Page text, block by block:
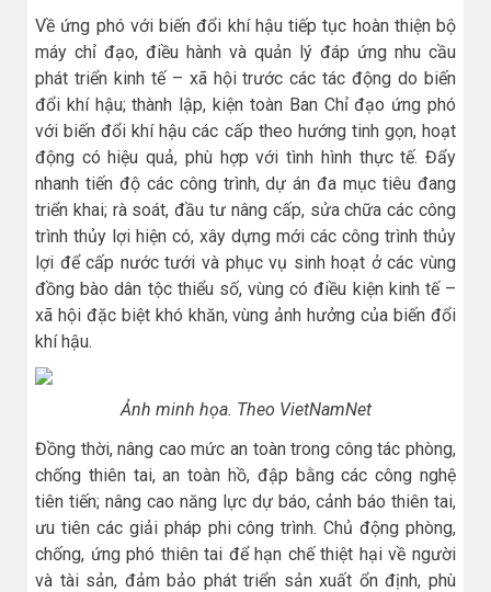
Về ứng phó với biến đổi khí hậu tiếp tục hoàn thiện bộ
máy chỉ đạo, điều hành và quản lý đáp ứng nhu cầu
phát triển kinh tế – xã hội trước các tác động do biến
đổi khí hậu; thành lập, kiện toàn Ban Chỉ đạo ứng phó
với biến đổi khí hậu các cấp theo hướng tinh gọn, hoạt
động có hiệu quả, phù hợp với tình hình thực tế. Đẩy
nhanh tiến độ các công trình, dự án đa mục tiêu đang
triển khai; rà soát, đầu tư nâng cấp, sửa chữa các công
trình thủy lợi hiện có, xây dựng mới các công trình thủy
lợi để cấp nước tưới và phục vụ sinh hoạt ở các vùng
đồng bào dân tộc thiểu số, vùng có điều kiện kinh tế –
xã hội đặc biệt khó khăn, vùng ảnh hưởng của biến đổi
khí hậu.
Ảnh minh họa. Theo VietNamNet
Đồng thời, nâng cao mức an toàn trong công tác phòng,
chống thiên tai, an toàn hồ, đập bằng các công nghệ
tiên tiến; nâng cao năng lực dự báo, cảnh báo thiên tai,
ưu tiên các giải pháp phi công trình. Chủ động phòng,
chống, ứng phó thiên tai để hạn chế thiệt hại về người
và tài sản, đảm bảo phát triển sản xuất ổn định, phù